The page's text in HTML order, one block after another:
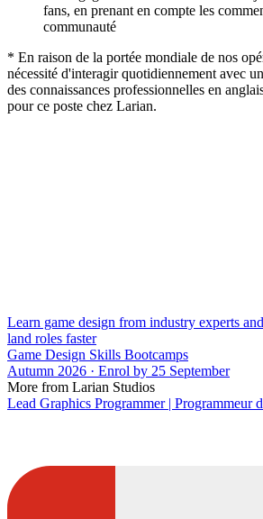
fans, en prenant en compte les
communauté
* En raison de la portée mondiale de nos
nécessité d'interagir quotidiennement avec
des connaissances professionnelles en
pour ce poste chez Larian.
Learn game design from industry experts
land roles faster
Game Design Skills Bootcamps
Autumn 2026 · Enrol by 25 September
More from Larian Studios
Lead Graphics Programmer | Programmeur